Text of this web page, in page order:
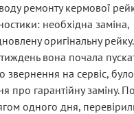
ремонту кермової
необхідна заміна,
оригінальну
тиждень вона почала
звернення на сервіс, було
про гарантійну заміну.
одного дня,